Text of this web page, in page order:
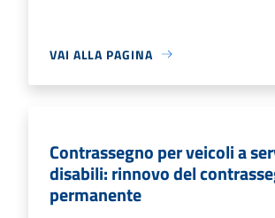
VAI ALLA PAGINA
Contrassegno per veicoli a
disabili: rinnovo del
permanente